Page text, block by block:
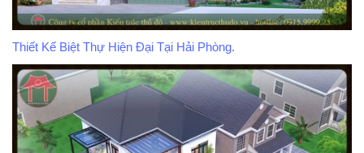
Thiết Kế Biệt Thự Hiện Đại Tại Hải Phòng.